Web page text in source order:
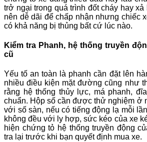
trở ngại trong quá trình đốt cháy hay xả
nên dễ dãi để chấp nhận nhưng chiếc
có khả năng bị thủng bất cứ lúc nào.
Kiểm tra Phanh, hệ thống truyền
cũ
Yếu tố an toàn là phanh cần đặt lên
nhiều điều kiện mặt đường cũng như
rằng hệ thống thủy lực, má phanh,
chuẩn. Hộp số cần được thử nghiệm ở
với số sàn, nếu có tiếng động lạ mỗi
không đều với ly hợp, sức kéo của xe
hiện chứng tỏ hệ thống truyền động
tra lại trước khi bạn quyết định mua xe.